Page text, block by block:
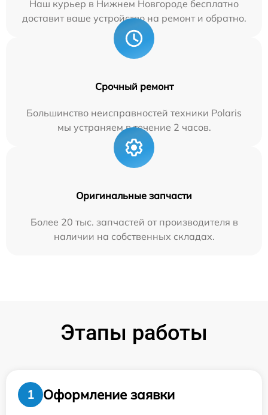
Наш курьер в Нижнем Новгороде бесплатно
доставит ваше устройство на ремонт и обратно.
Срочный ремонт
Большинство неисправностей техники Polaris
мы устраняем в течение 2 часов.
Оригинальные запчасти
Более 20 тыс. запчастей от производителя в
наличии на собственных складах.
Этапы работы
1
Оформление заявки